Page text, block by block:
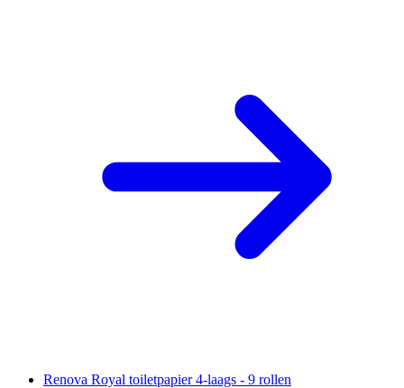
Renova Royal toiletpapier 4-laags - 9 rollen